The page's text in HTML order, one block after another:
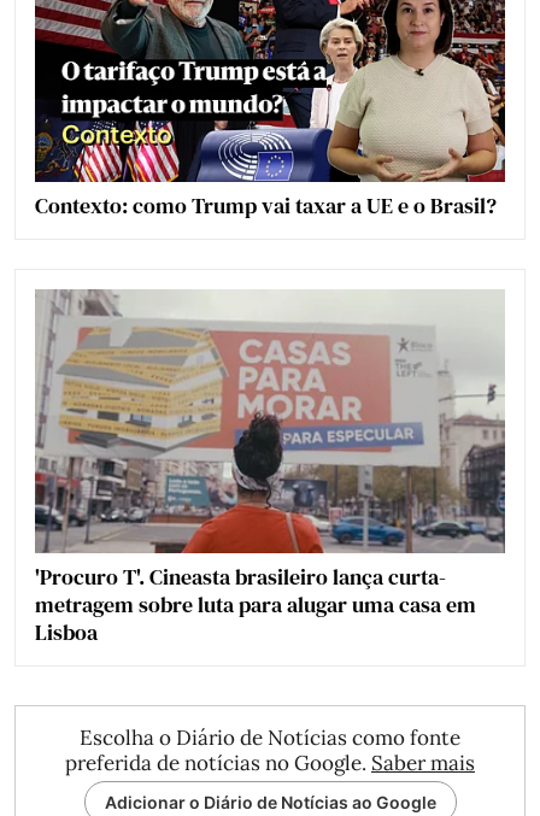
Contexto: como Trump vai taxar a UE e o Brasil?
'Procuro T'. Cineasta brasileiro lança curta-
metragem sobre luta para alugar uma casa em
Lisboa
Escolha o Diário de Notícias como fonte
preferida de notícias no Google. Saber mais
Adicionar o Diário de Notícias ao Google